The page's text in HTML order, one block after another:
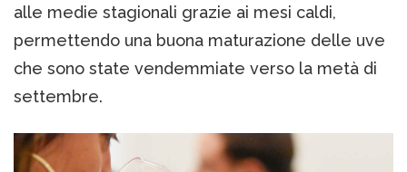
alle medie stagionali grazie ai mesi caldi,
permettendo una buona maturazione delle uve
che sono state vendemmiate verso la metà di
settembre.